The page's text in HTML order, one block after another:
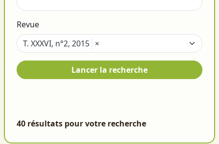
Revue
T. XXXVI, n°2, 2015 ×
Lancer la recherche
40 résultats pour votre recherche